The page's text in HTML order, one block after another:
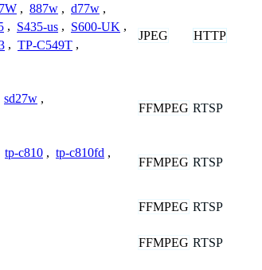
, 887w , d77w ,
, S435-us , S600-UK ,
, TP-C549T ,
JPEG HTTP
sd27w ,
FFMPEG RTSP
tp-c810 , tp-c810fd ,
FFMPEG RTSP
FFMPEG RTSP
FFMPEG RTSP